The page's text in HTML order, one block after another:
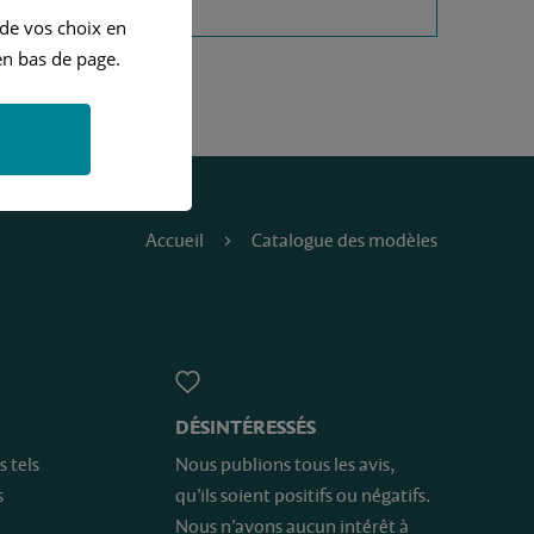
Accueil Catalogue des modèles
tels
DÉSINTÉRESSÉS
Nous publions tous les avis,
qu’ils soient positifs ou négatifs.
Nous n’avons aucun intérêt à
vos choix en
bas de page.